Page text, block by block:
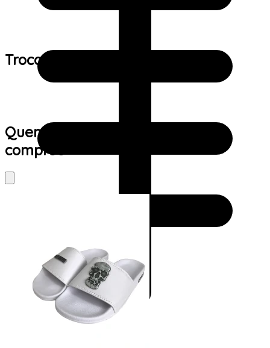
Trocas e devoluções:
Quem viu este produto também
comprou